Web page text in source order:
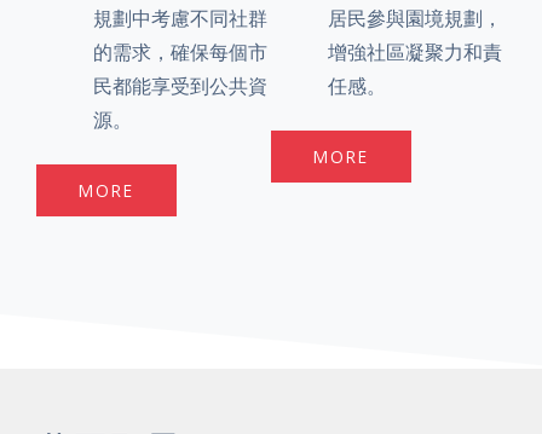
規劃中考慮不同社群
的需求，確保每個市
民都能享受到公共資
源。
MORE
居民參與園境規劃，
增強社區凝聚力和責
任感。
MORE